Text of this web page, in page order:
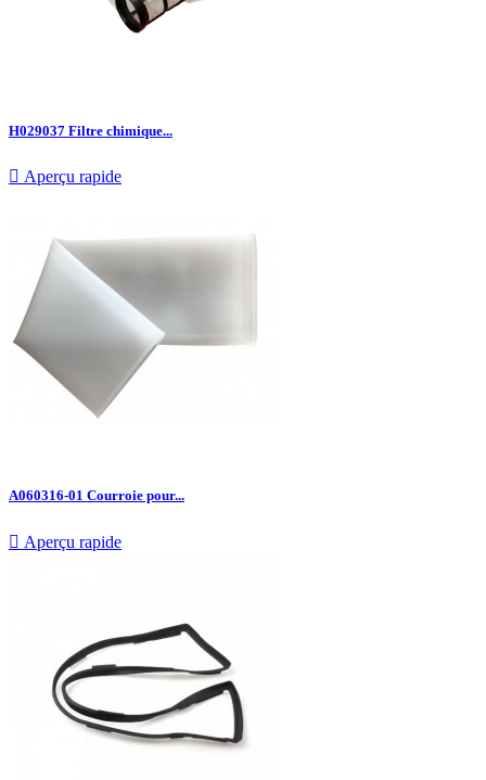
H029037 Filtre chimique...
 Aperçu rapide
A060316-01 Courroie pour...
 Aperçu rapide